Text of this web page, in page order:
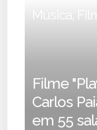
Música,
Filme
Carlos
em 55